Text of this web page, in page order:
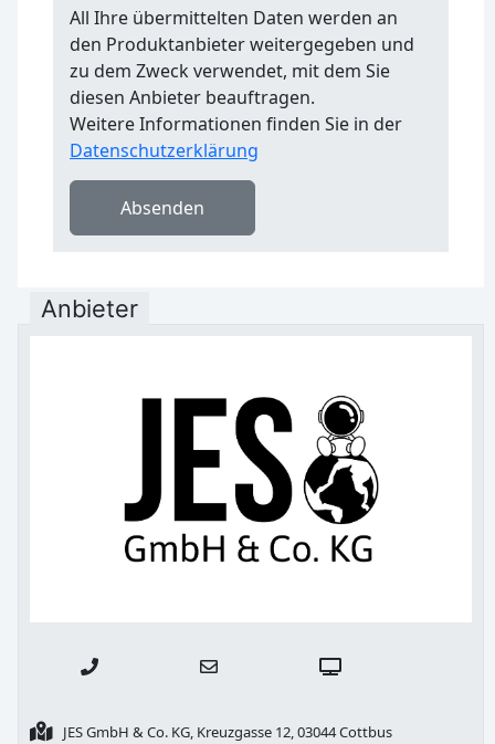
All Ihre übermittelten Daten werden an
den Produktanbieter weitergegeben und
zu dem Zweck verwendet, mit dem Sie
diesen Anbieter beauftragen.
Weitere Informationen finden Sie in der
Datenschutzerklärung
Absenden
Anbieter
JES GmbH & Co. KG, Kreuzgasse 12, 03044 Cottbus